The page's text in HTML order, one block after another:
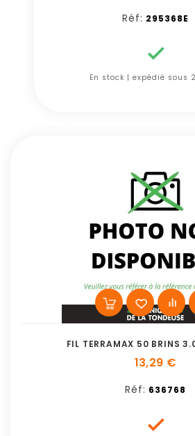
Réf: 295368E

En stock | expédié sous
FIL TERRAMAX 50 BRINS
13,29 €
Réf: 636768
